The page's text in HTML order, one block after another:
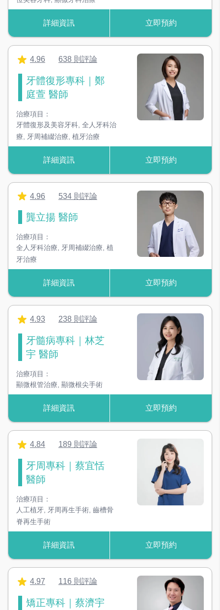
技工室
專業技工室及技師，Leica顯微品質把關
獨立手術室
無菌感染控制空間，增加手術成功率
＃設備類別
器械消毒鍋
高溫高壓蒸氣滅菌鍋， 感染控制最高等級
超音波洗淨機
去除器械死角細微髒污， 確保完全的消毒
器械無菌管袋封口機
利用超音波震盪原理，可去除大部份結石
精準呈現3D影像提升診斷及手術成功率
基礎X光影像，是判斷蛀牙、牙周病重要依據
加速美白藥劑反應，當天達到美白效果
頭戴顯微鏡
顯微教育中心，每個診間都有顯微鏡
水雷射
二極體雷射，清除深層牙結石、促進再生
數位口內掃描儀
數位口內掃描機， 容易反胃也不怕印模了
TCI舒眠設備
詳細資訊 立即預約
4.96 638 則評論
牙體復形專科｜鄭
庭萱 醫師
治療項目：
牙體復形及美容牙科 全人牙科治
療
牙周補綴治療 植牙治療
詳細資訊 立即預約
4.96 534 則評論
龔立揚 醫師
治療項目：
全人牙科治療, 牙周補綴治療, 植
牙治療
詳細資訊 立即預約
4.93 238 則評論
牙髓病專科｜林芝
宇 醫師
治療項目：
顯微根管治療 顯微根尖手術
詳細資訊 立即預約
4.84 189 則評論
牙周專科｜蔡宜恬
醫師
治療項目：
人工植牙 牙周再生手術 齒槽骨
脊再生手術
詳細資訊 立即預約
4.97 116 則評論
矯正專科｜蔡濟宇